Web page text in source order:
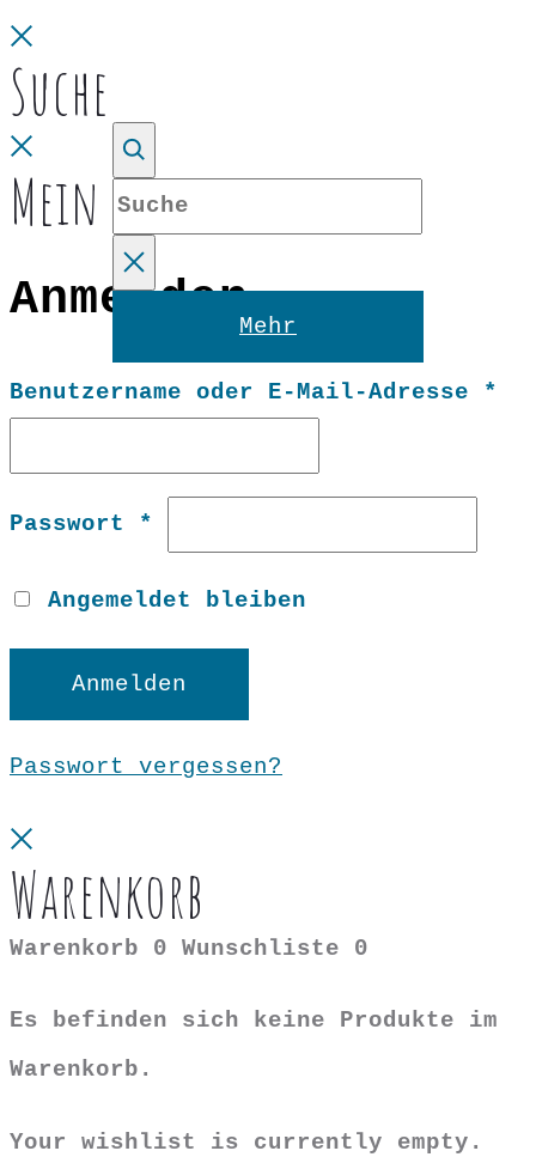
top
Suche
Suche
Mehr
Mein Konto
Anmelden
Benutzername oder E-Mail-Adresse *
Passwort *
Angemeldet bleiben
Anmelden
Passwort vergessen?
Warenkorb
Warenkorb 0 Wunschliste 0
Es befinden sich keine Produkte im
Warenkorb.
Your wishlist is currently empty.